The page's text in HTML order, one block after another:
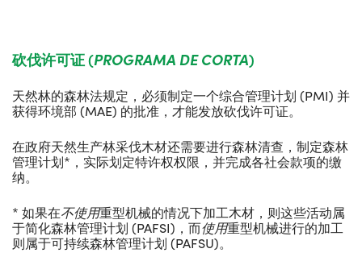
砍伐许可证(PROGRAMA DE CORTA)
天然林的森林法规定，必须制定一个综合管理计划 (PMI) 并
获得环境部 (MAE) 的批准，才能发放砍伐许可证。
在政府天然生产林采伐木材还需要进行森林清查，制定森林
管理计划*，实际划定特许权权限，并完成各社会款项的缴
纳。
* 如果在不使用重型机械的情况下加工木材，则这些活动属
于简化森林管理计划 (PAFSI)，而使用重型机械进行的加工
则属于可持续森林管理计划 (PAFSU)。